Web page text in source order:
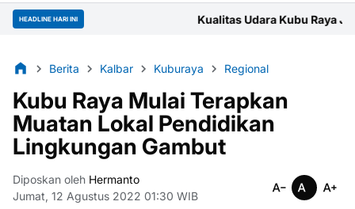
HEADLINE HARI INIKualitas Udara Kubu Raya Jumat Pagi Masuk
Berita Kalbar Kuburaya Regional
Kubu Raya Mulai Terapkan
Muatan Lokal Pendidikan
Lingkungan Gambut
Diposkan oleh Hermanto
Jumat, 12 Agustus 2022 01:30 WIB